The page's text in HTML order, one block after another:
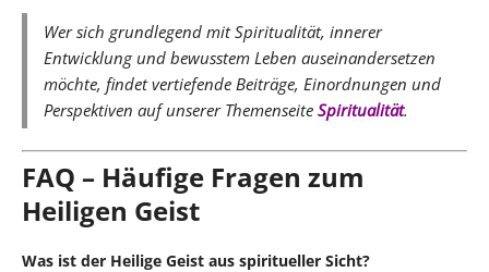
Wer sich grundlegend mit Spiritualität, innerer
Entwicklung und bewusstem Leben auseinandersetzen
möchte, findet vertiefende Beiträge, Einordnungen und
Perspektiven auf unserer Themenseite Spiritualität.
FAQ – Häufige Fragen zum
Heiligen Geist
Was ist der Heilige Geist aus spiritueller Sicht?